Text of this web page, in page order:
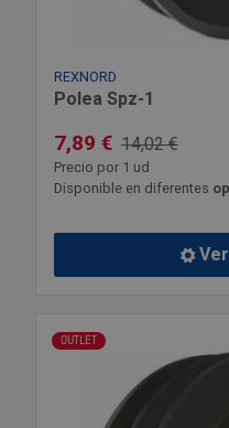
REXNORD
Polea Spz-1
7,89 € 14,02 €
Precio por 1 ud
Disponible en diferentes
Ver
OUTLET